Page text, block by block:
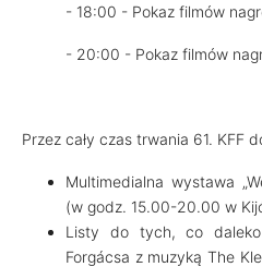
- 18:00 - Pokaz filmów
- 20:00 - Pokaz filmów
Przez cały czas trwania 61. KFF
Multimedialna wystawa
(w godz. 15.00-20.00 w
Listy do tych, co
Forgácsa z muzyką The